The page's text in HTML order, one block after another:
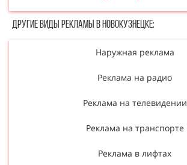
Другие в​​​​иды рекламы в Новокузнецке:
Наружная реклама
Реклама на радио
Реклама на телевидении
Реклама на транспорте
Реклама в лифтах